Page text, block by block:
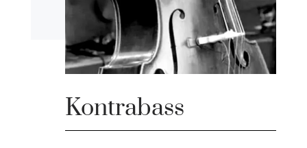
Kontrabass